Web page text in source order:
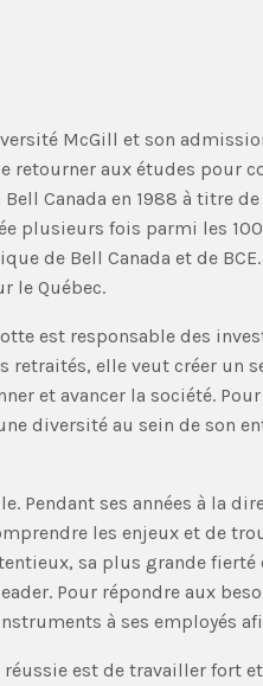
McGill et son
retourner aux études pour
Canada en 1988 à titre
plusieurs fois parmi les
de Bell Canada et de
le Québec.
est responsable des
retraités, elle veut créer
et avancer la société.
diversité au sein de son
Pendant ses années à la
les enjeux et de
sa plus grande
Pour répondre aux
à ses employés
est de travailler fort